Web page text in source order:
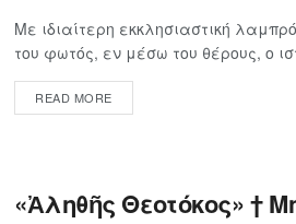
Με ιδιαίτερη εκκλησιαστική
του φωτός, εν μέσω του θέρους, ο
READ MORE
«Ἀληθῆς Θεοτόκος» †